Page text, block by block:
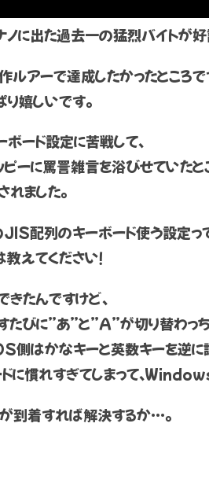
ノに出た過去一の猛烈バイトが好
ルアーで達成したかったところで
嬉しいです。
ード設定に苦戦して、
ピーに罵詈雑言を浴びせていたと
ました。
配列のキーボード使う設定って
えてください！
たんですけど、
たびに”あ”と”A”が切り替わっち
側はかなキーと英数キーを逆に
に慣れすぎてしまって、
到着すれば解決するか…。